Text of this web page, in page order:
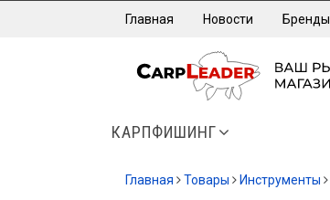
Главная Новости Бренды
КАРПФИШИНГ
Главная Товары Инструменты